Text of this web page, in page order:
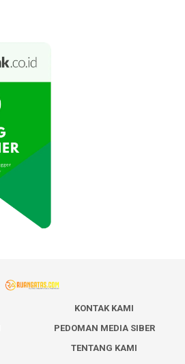
KONTAK KAMI
PEDOMAN MEDIA SIBER
TENTANG KAMI